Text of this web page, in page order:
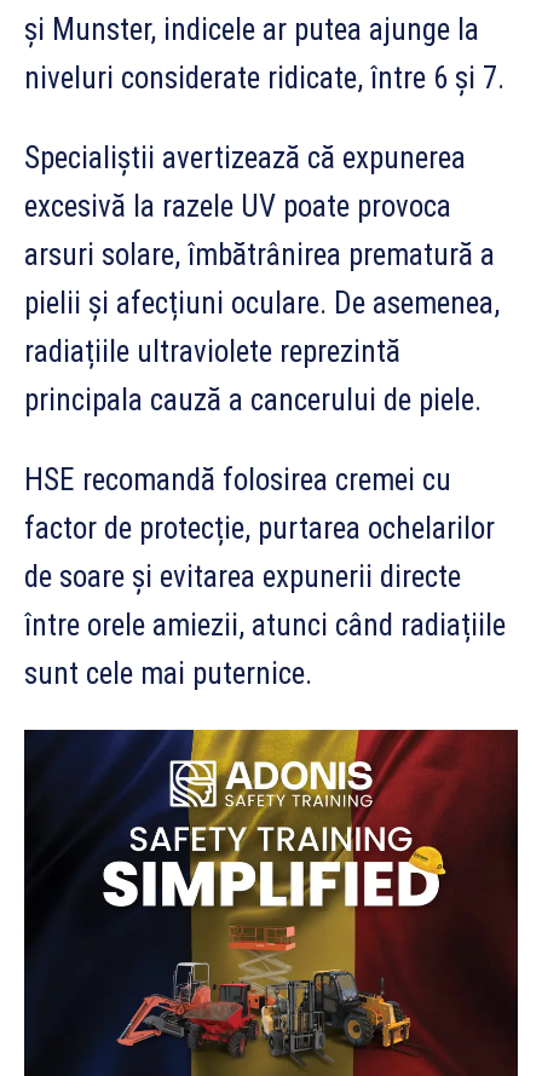
și Munster, indicele ar putea ajunge la
niveluri considerate ridicate, între 6 și 7.
Specialiștii avertizează că expunerea
excesivă la razele UV poate provoca
arsuri solare, îmbătrânirea prematură a
pielii și afecțiuni oculare. De asemenea,
radiațiile ultraviolete reprezintă
principala cauză a cancerului de piele.
HSE recomandă folosirea cremei cu
factor de protecție, purtarea ochelarilor
de soare și evitarea expunerii directe
între orele amiezii, atunci când radiațiile
sunt cele mai puternice.